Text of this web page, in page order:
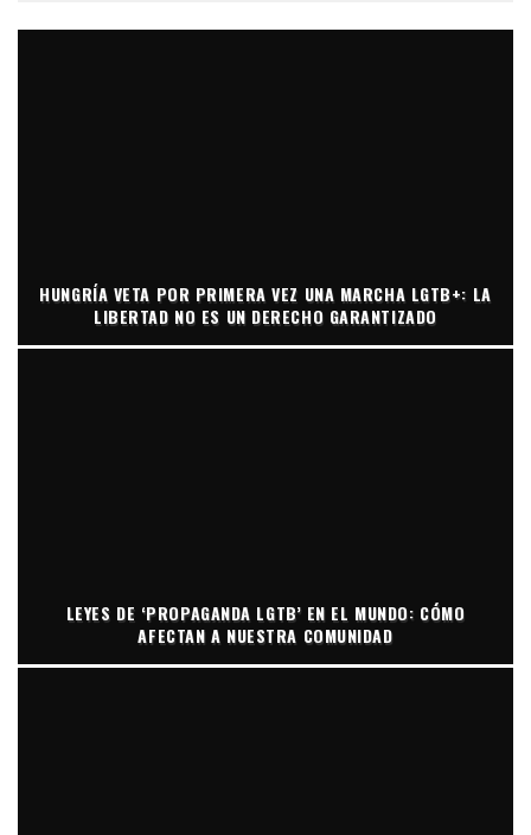
HUNGRÍA VETA POR PRIMERA VEZ UNA MARCHA LGTB+: LA
LIBERTAD NO ES UN DERECHO GARANTIZADO
LEYES DE ‘PROPAGANDA LGTB’ EN EL MUNDO: CÓMO
AFECTAN A NUESTRA COMUNIDAD